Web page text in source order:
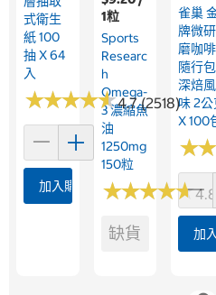
式衛生
紙 100
抽 X 64
入
★★★★★
★★★★★4.7 (2518)
加入購物車
1粒
Sports
Researc
H
Omega-
3 濃縮魚
油
1250mg
150粒
★★★★★
★★★★★
缺貨
雀巢
牌微研
磨咖啡
隨行包
深焙風
味 2
X 100
★
★
加